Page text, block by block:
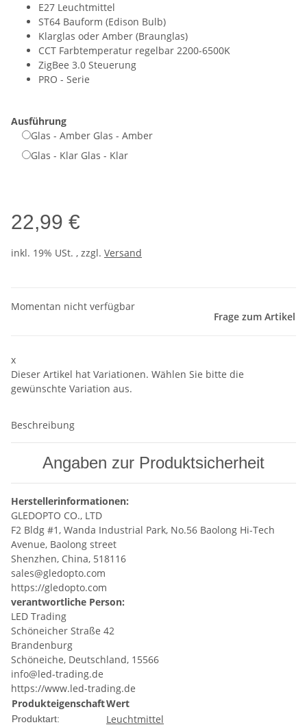
E27 Leuchtmittel
ST64 Bauform (Edison Bulb)
Klarglas oder Amber (Braunglas)
CCT Farbtemperatur regelbar 2200-6500K
ZigBee 3.0 Steuerung
PRO - Serie
Ausführung
Glas - Amber Glas - Amber
Glas - Klar Glas - Klar
22,99 €
inkl. 19% USt. , zzgl. Versand
Momentan nicht verfügbar
Frage zum Artikel
x
Dieser Artikel hat Variationen. Wählen Sie bitte die
gewünschte Variation aus.
Beschreibung
Angaben zur Produktsicherheit
Herstellerinformationen:
GLEDOPTO CO., LTD
F2 Bldg #1, Wanda Industrial Park, No.56 Baolong Hi-Tech
Avenue, Baolong street
Shenzhen, China, 518116
sales@gledopto.com
https://gledopto.com
verantwortliche Person:
LED Trading
Schöneicher Straße 42
Brandenburg
Schöneiche, Deutschland, 15566
info@led-trading.de
https://www.led-trading.de
ProdukteigenschaftWert
Produktart: Leuchtmittel